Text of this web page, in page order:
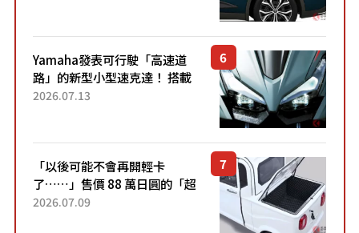
Yamaha發表可行駛「高速道
路」的新型小型速克達！ 搭載
能享受超強勁「渦輪感」的動
2026.07.13
「以後可能不會再開輕卡
了……」售價 88 萬日圓的「超
迷你輕型貨車」引發兩極評
2026.07.09